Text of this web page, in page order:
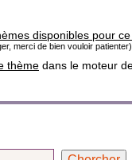
disponibles pour
merci de bien vouloir patienter)
thème dans le moteur